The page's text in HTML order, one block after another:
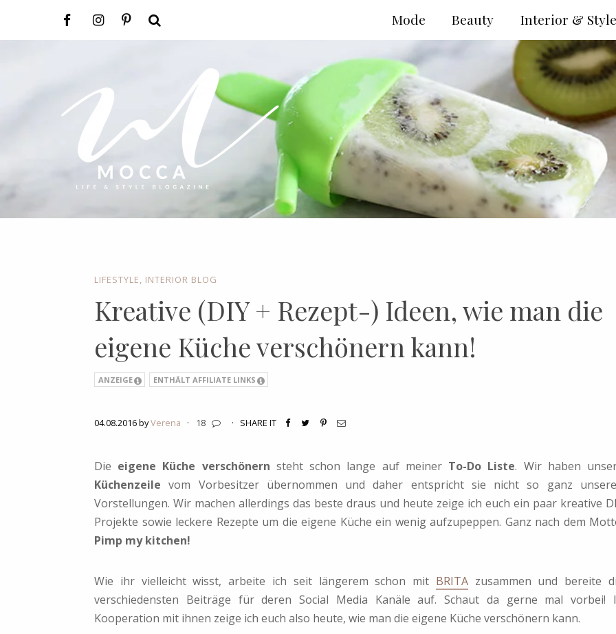
LIFESTYLE INTERIOR BLOG
Kreative (DIY + Rezept-) Ideen, wie man die
eigene Küche verschönern kann!
ANZEIGE ENTHÄLT AFFILIATE LINKS
04.08.2016 byVerena · 18 · SHARE IT
Die eigene Küche verschönern steht schon lange auf meiner To-Do Liste. Wir haben
Küchenzeile vom Vorbesitzer übernommen und daher entspricht sie nicht so ganz
Vorstellungen. Wir machen allerdings das beste draus und heute zeige ich euch ein paar kreative
Projekte sowie leckere Rezepte um die eigene Küche ein wenig aufzupeppen. Ganz nach dem
Pimp my kitchen!
Wie ihr vielleicht wisst, arbeite ich seit längerem schon mit BRITAzusammen und bereite
verschiedensten Beiträge für deren Social Media Kanäle auf. Schaut da gerne mal vorbei!
Kooperation mit ihnen zeige ich euch also heute, wie man die eigene Küche verschönern kann.
Interior & Style
Beauty
Mode